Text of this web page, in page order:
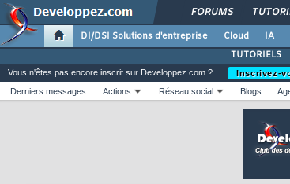
FORUMS
DI/DSI Solutions d'entreprise Cloud IA
TUTORIELS
Vous n'êtes pas encore inscrit sur Developpez.com ?
Inscrivez-
Derniers messages
Actions Réseau social Blogs